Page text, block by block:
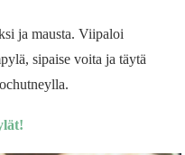
ja mausta. Viipaloi
sipaise voita ja täytä